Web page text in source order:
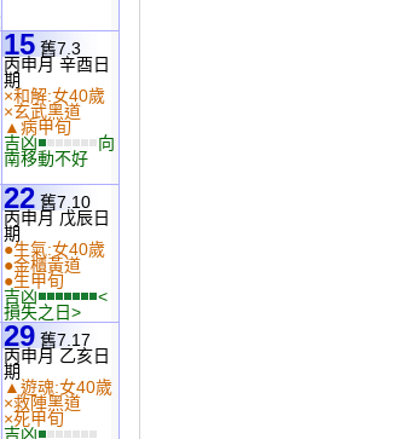
15 舊7.3
丙申月 辛酉日
期
×和解:女40歲
×玄武黑道
▲病甲旬
吉凶
向
南移動不好
22 舊7.10
丙申月 戊辰日
期
●生氣:女40歲
●金櫃黃道
●生甲旬
吉凶
<
損失之日>
29 舊7.17
丙申月 乙亥日
期
▲遊魂:女40歲
×救陣黑道
×死甲旬
吉凶